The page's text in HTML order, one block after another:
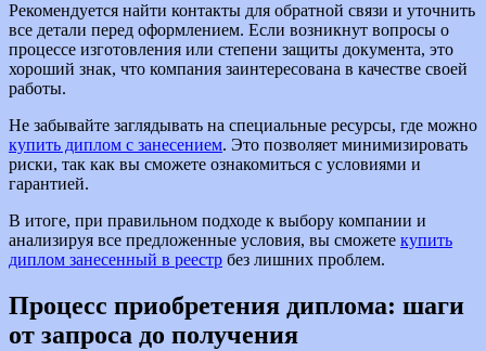
Рекомендуется найти контакты для обратной связи и уточнить
все детали перед оформлением. Если возникнут вопросы о
процессе изготовления или степени защиты документа, это
хороший знак, что компания заинтересована в качестве своей
работы.
Не забывайте заглядывать на специальные ресурсы, где можно
купить диплом с занесением. Это позволяет минимизировать
риски, так как вы сможете ознакомиться с условиями и
гарантией.
В итоге, при правильном подходе к выбору компании и
анализируя все предложенные условия, вы сможете купить
диплом занесенный в реестр без лишних проблем.
Процесс приобретения диплома: шаги
от запроса до получения